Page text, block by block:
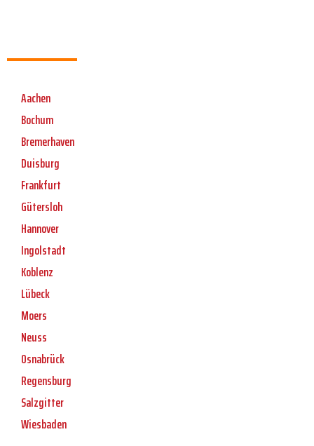
Aachen
Bochum
Bremerhaven
Duisburg
Frankfurt
Gütersloh
Hannover
Ingolstadt
Koblenz
Lübeck
Moers
Neuss
Osnabrück
Regensburg
Salzgitter
Wiesbaden